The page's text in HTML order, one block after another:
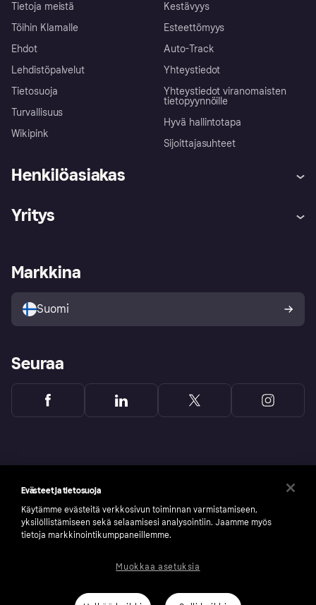
Tietoja meistä
Töihin Klarnalle
Ehdot
Lehdistöpalvelut
Tietosuoja
Turvallisuus
Wikipink
Kestävyys
Esteettömyys
Auto-Track
Yhteystiedot
Yhteystiedot viranomaisten
tietopyynnöille
Hyvä hallintotapa
Sijoittajasuhteet
Henkilöasiakas
Ohje
Kirjaudu sisään
Tutustu kauppoihin
Ostajan turva
Yritys
Kirjaudu sisään yrityksenä
Markkina
Suomi
Seuraa
number: 556737-0431
Evästeet ja tietosuoja
Käytämme evästeitä verkkosivun toiminnan varmistamiseen,
yksilöllistämiseen sekä selaamisesi analysointiin. Jaamme myös
tietoja markkinointikumppaneillemme.
Muokkaa asetuksia